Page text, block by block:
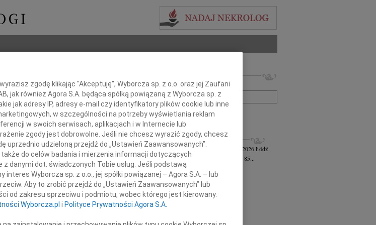
stycznia 2021 r.
Imię i nazwisko lub numer ogłoszenia:
+ szukanie zaawansowane
INNE NEKROLOGI
Czesława Jankiewicz-Ferszt wiek: 85 23.07.2026Łódź
Z głębokim żalem zawiadamiam, że w wieku 85...
Andrzej Szereda 14.07.2026
W dniu 8 lipca 2026 roku odszedł od nas...
Marek Styczyński
28.05.2026
Z głębokim smutkiem i żalem przyjęliśmy...
Bartosz Gwizdała
Dzisiaj mija dziesięć lat od dnia, kiedy...
zgodę klikając "Akceptuję", Wyborcza sp. z o.o. oraz jej Zaufani
jak również Agora S.A. będąca spółką powiązaną z Wyborcza sp. z
jak adresy IP, adresy e-mail czy identyfikatory plików cookie lub inne
w szczególności na potrzeby wyświetlania reklam
w swoich serwisach, aplikacjach i w Internecie lub
zgody jest dobrowolne. Jeśli nie chcesz wyrazić zgody, chcesz
udzieloną przejdź do „Ustawień Zaawansowanych”.
do celów badania i mierzenia informacji dotyczących
danymi dot. świadczonych Tobie usług. Jeśli podstawą
Wyborcza sp. z o.o., jej spółki powiązanej – Agora S.A. – lub
Aby to zrobić przejdź do „Ustawień Zaawansowanych” lub
od zakresu sprzeciwu i podmiotu, wobec którego jest kierowany.
Wyborcza.pl i Polityce Prywatności Agora S.A.